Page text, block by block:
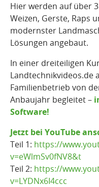
Hier werden auf über
Weizen, Gerste, Raps
modernster
Lösungen angebaut.
In einer dreiteiligen
Landtechnikvideos.de
Familienbetrieb von
Anbaujahr begleitet –
Software!
Jetzt bei YouTube
Teil 1: https://
v=eWlmSv0fNV8&t
Teil 2: https://
v=LYDNx6I4ccc